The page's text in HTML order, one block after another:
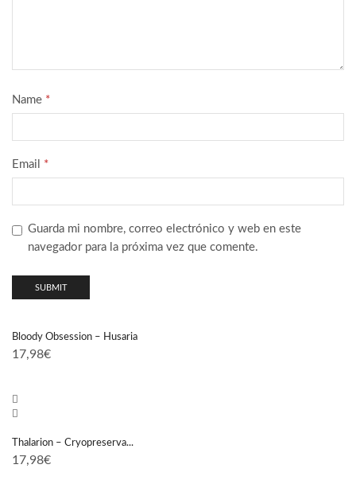
Name *
Email *
Guarda mi nombre, correo electrónico y web en este
navegador para la próxima vez que comente.
Bloody Obsession – Husaria
17,98€
Thalarion – Cryopreserva...
17,98€